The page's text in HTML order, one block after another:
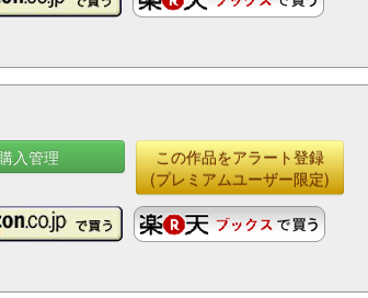
入管理
この作品をアラート登録
(プレミアムユーザー限定)